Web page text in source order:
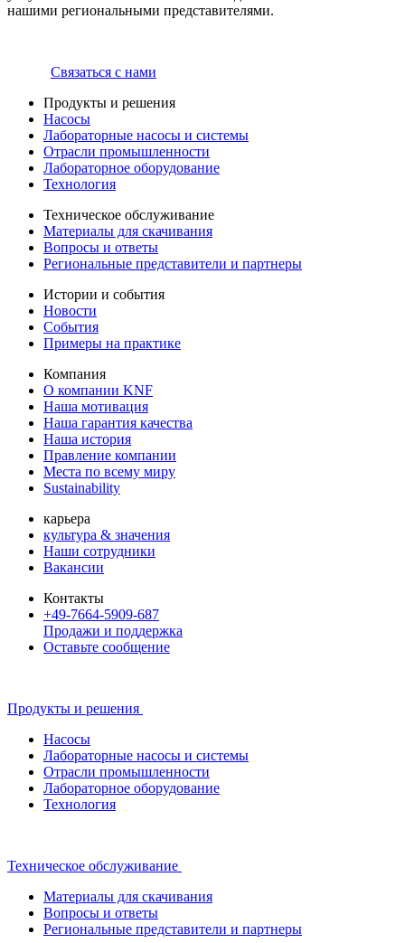
нашими региональными представителями.
Связаться с нами
Продукты и решения
Насосы
Лабораторные насосы и системы
Отрасли промышленности
Лабораторное оборудование
Технология
Техническое обслуживание
Материалы для скачивания
Вопросы и ответы
Региональные представители и партнеры
Истории и события
Новости
События
Примеры на практике
Компания
О компании KNF
Наша мотивация
Наша гарантия качества
Наша история
Правление компании
Места по всему миру
Sustainability
карьера
культура & значения
Наши сотрудники
Вакансии
Контакты
+49-7664-5909-687
Продажи и поддержка
Оставьте сообщение
Продукты и решения
Насосы
Лабораторные насосы и системы
Отрасли промышленности
Лабораторное оборудование
Технология
Техническое обслуживание
Материалы для скачивания
Вопросы и ответы
Региональные представители и партнеры